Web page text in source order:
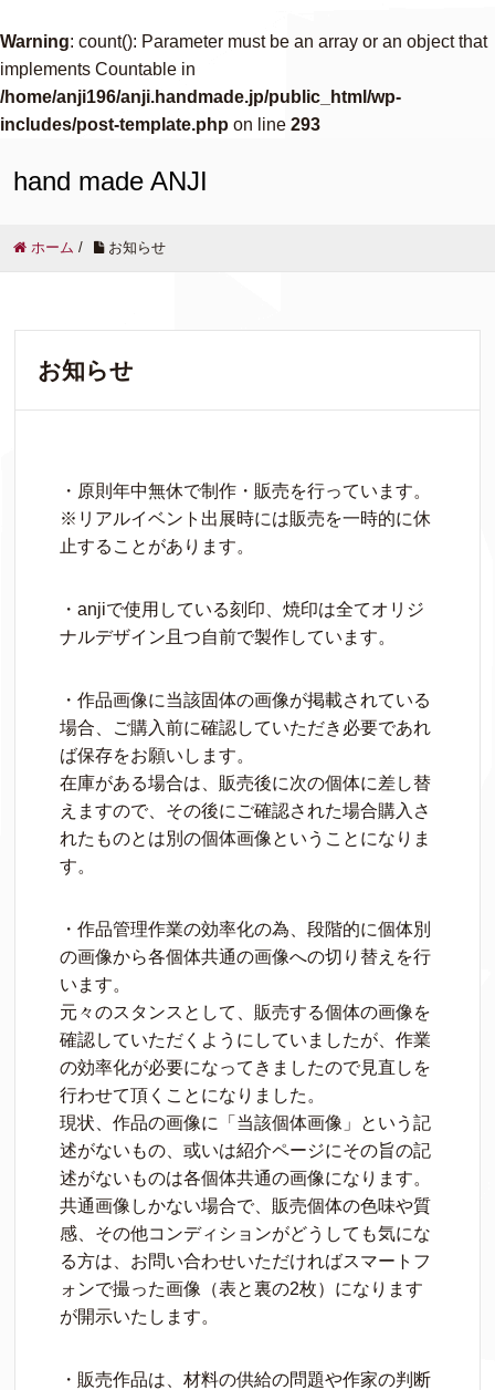
Warning: count(): Parameter must be an array or an object that
implements Countable in
/home/anji196/anji.handmade.jp/public_html/wp-
includes/post-template.php on line 293
hand made ANJI
ホーム / お知らせ
お知らせ
・原則年中無休で制作・販売を行っています。
※リアルイベント出展時には販売を一時的に休
止することがあります。
・anjiで使用している刻印、焼印は全てオリジ
ナルデザイン且つ自前で製作しています。
・作品画像に当該固体の画像が掲載されている
場合、ご購入前に確認していただき必要であれ
ば保存をお願いします。
在庫がある場合は、販売後に次の個体に差し替
えますので、その後にご確認された場合購入さ
れたものとは別の個体画像ということになりま
す。
・作品管理作業の効率化の為、段階的に個体別
の画像から各個体共通の画像への切り替えを行
います。
元々のスタンスとして、販売する個体の画像を
確認していただくようにしていましたが、作業
の効率化が必要になってきましたので見直しを
行わせて頂くことになりました。
現状、作品の画像に「当該個体画像」という記
述がないもの、或いは紹介ページにその旨の記
述がないものは各個体共通の画像になります。
共通画像しかない場合で、販売個体の色味や質
感、その他コンディションがどうしても気にな
る方は、お問い合わせいただければスマートフ
ォンで撮った画像（表と裏の2枚）になります
が開示いたします。
・販売作品は、材料の供給の問題や作家の判断